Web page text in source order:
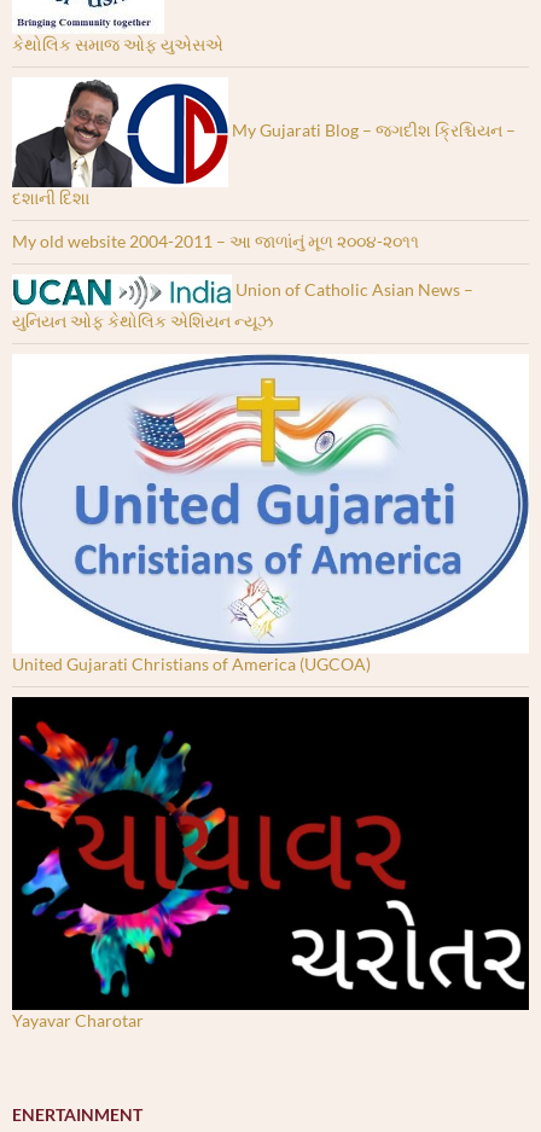
કેથોલિક સમાજ ઓફ યુએસએ
My Gujarati Blog – જગદીશ ક્રિશ્ચિયન –
દશાની દિશા
My old website 2004-2011 – આ જાળાંનું મૂળ ૨૦૦૪-૨૦૧૧
Union of Catholic Asian News –
યુનિયન ઓફ કેથોલિક એશિયન ન્યૂઝ
United Gujarati Christians of America (UGCOA)
Yayavar Charotar
ENERTAINMENT